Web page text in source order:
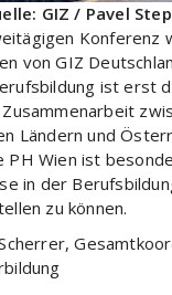
GIZ / Pavel
Konferenz
von GIZ
ist erst
Ländern und
PH Wien ist
in der
zu können.